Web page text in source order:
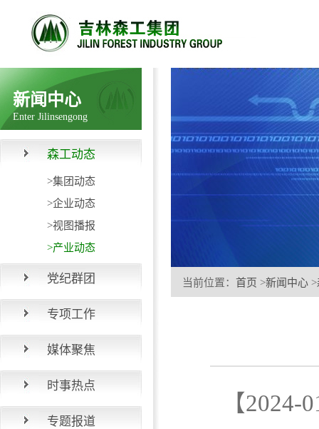
新闻中心
Enter Jilinsengong
森工动态
>集团动态
>企业动态
>视图播报
>产业动态
党纪群团
专项工作
媒体聚焦
时事热点
专题报道
当前位置： 首页 >新闻中心 >
【